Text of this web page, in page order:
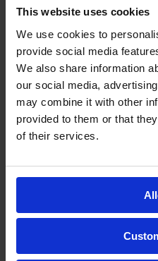
This website uses cookies
We use cookies to
provide social media
We also share information
our social media,
may combine it with other
provided to them or that
of their services.
matrice. Enfin,
fiers d’avoir
de calibration
notre méthode.
CBD : 0,05-50
Δ9-THC : 0,05-
11-Hydroxy-Δ9-
11-nor-9-
200 ng/mL »